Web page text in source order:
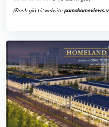
HOMELAND CENTRAL
Homeland Central Park sở
ngay khu vực phát triển,
điểm, trung tâm bao gồm
0 (0 đánh giá)
(Đánh giá từ website